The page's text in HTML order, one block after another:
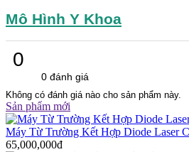
Mô Hình Y Khoa
0
0 đánh giá
Không có đánh giá nào cho sản phẩm này.
Sản phẩm mới
Máy Từ Trường Kết Hợp Diode Laser
65,000,000đ